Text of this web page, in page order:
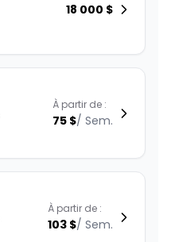
18 000 $
À partir de :
75 $/ Sem.
À partir de :
103 $/ Sem.